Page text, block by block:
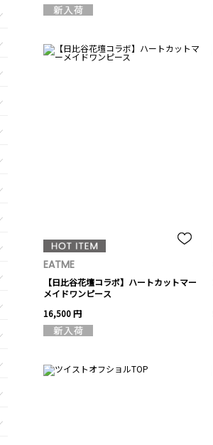
EATME
【日比谷花壇コラボ】ハートカットマー
メイドワンピース
16,500 円